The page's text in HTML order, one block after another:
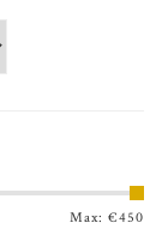
Max: €450